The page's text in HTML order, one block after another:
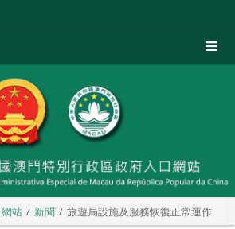
站 新聞 旅遊局設施及服務恢復正常運作